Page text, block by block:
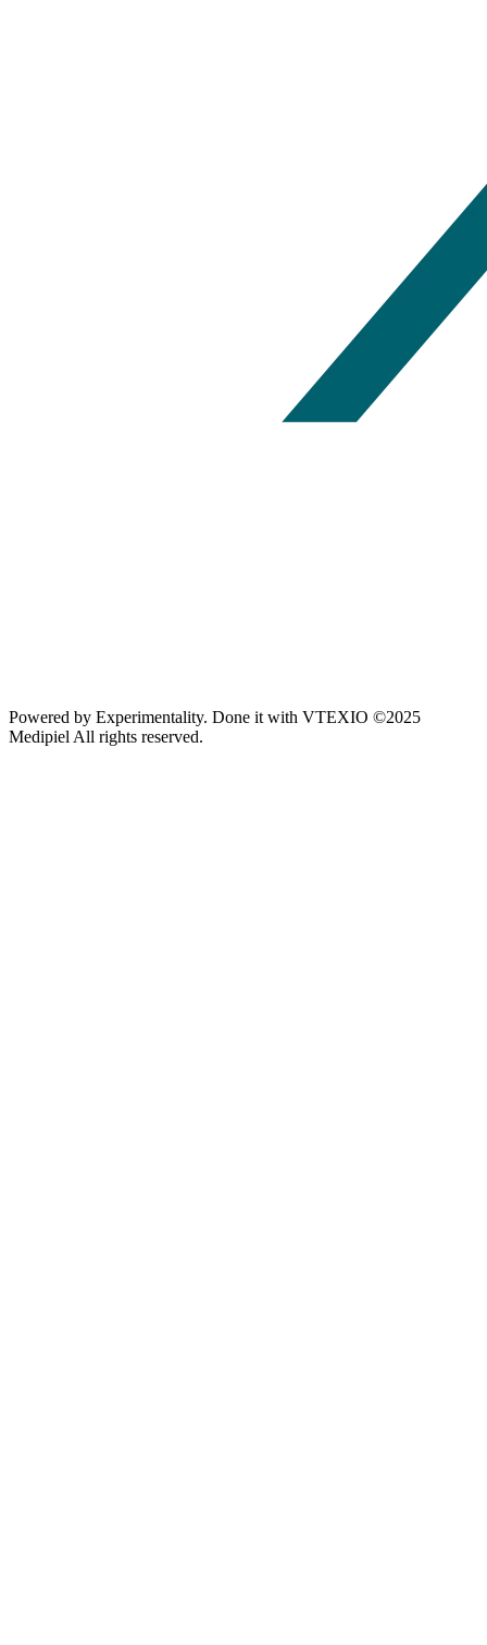
Powered by Experimentality. Done it with VTEXIO ©2025
Medipiel All rights reserved.